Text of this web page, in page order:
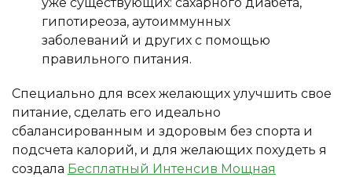
гипотиреоза, аутоиммунных
заболеваний и других с помощью
правильного питания.
Специально для всех желающих улучшить свое
питание, сделать его идеально
сбалансированным и здоровым без спорта и
подсчета калорий, и для желающих похудеть я
создала Бесплатный Интенсив Мощная